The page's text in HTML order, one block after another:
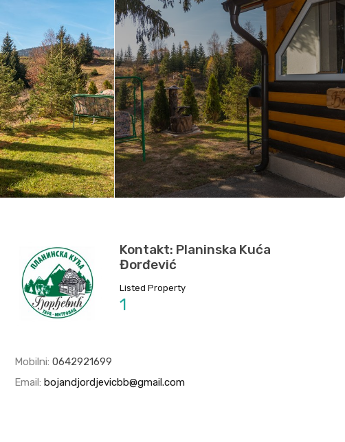
Kontakt: Planinska Kuća
Đorđević
Listed Property
1
Mobilni: 0642921699
Email: bojandjordjevicbb@gmail.com